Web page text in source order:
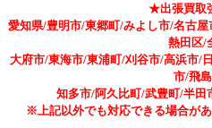
★出張買取
愛知県/豊明市/東郷町/みよし市/名古
熱田区/
大府市/東海市/東浦町/刈谷市/高浜市/
市/飛
知多市/阿久比町/武豊町/半田
※上記以外でも対応できる場合が